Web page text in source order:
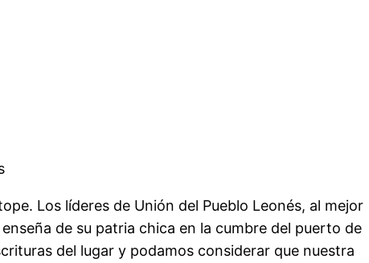
Los líderes de Unión del Pueblo Leonés, al mejor
de su patria chica en la cumbre del puerto de
del lugar y podamos considerar que nuestra